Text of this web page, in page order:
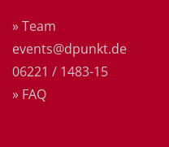
» Team
events@dpunkt.de
06221 / 1483-15
» FAQ